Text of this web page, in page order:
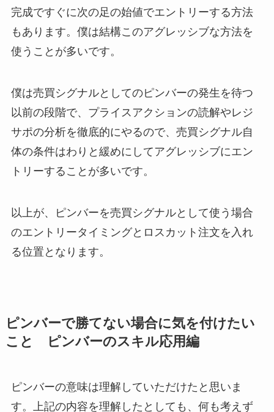
完成ですぐに次の足の始値でエントリーする方法
もあります。僕は結構このアグレッシブな方法を
使うことが多いです。
僕は売買シグナルとしてのピンバーの発生を待つ
以前の段階で、プライスアクションの読解やレジ
サポの分析を徹底的にやるので、売買シグナル自
体の条件はわりと緩めにしてアグレッシブにエン
トリーすることが多いです。
以上が、ピンバーを売買シグナルとして使う場合
のエントリータイミングとロスカット注文を入れ
る位置となります。
ピンバーで勝てない場合に気を付けたい
こと ピンバーのスキル応用編
ピンバーの意味は理解していただけたと思いま
す。上記の内容を理解したとしても、何も考えず